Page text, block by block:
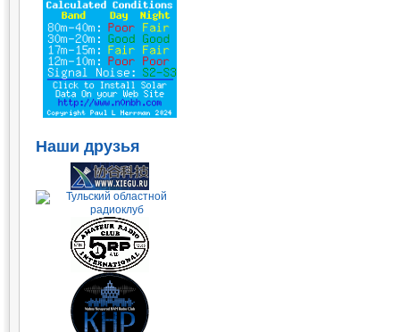
Наши друзья